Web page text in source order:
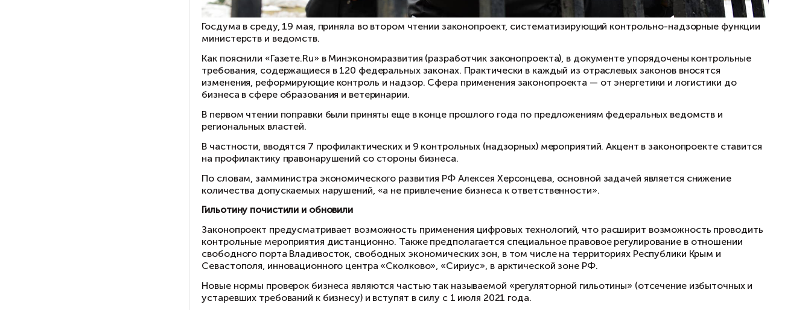
Госдума в среду, 19 мая, приняла во втором чтении законопроект, систематизирующий
министерств и ведомств.
Как пояснили «Газете.Ru» в Минэкономразвития (разработчик законопроекта), в документе
требования, содержащиеся в 120 федеральных законах. Практически в каждый из отраслевых
изменения, реформирующие контроль и надзор. Сфера применения законопроекта — от
бизнеса в сфере образования и ветеринарии.
В первом чтении поправки были приняты еще в конце прошлого года по предложениям
региональных властей.